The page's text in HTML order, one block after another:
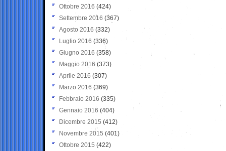
Ottobre 2016 (424)
Settembre 2016 (367)
Agosto 2016 (332)
Luglio 2016 (336)
Giugno 2016 (358)
Maggio 2016 (373)
Aprile 2016 (307)
Marzo 2016 (369)
Febbraio 2016 (335)
Gennaio 2016 (404)
Dicembre 2015 (412)
Novembre 2015 (401)
Ottobre 2015 (422)